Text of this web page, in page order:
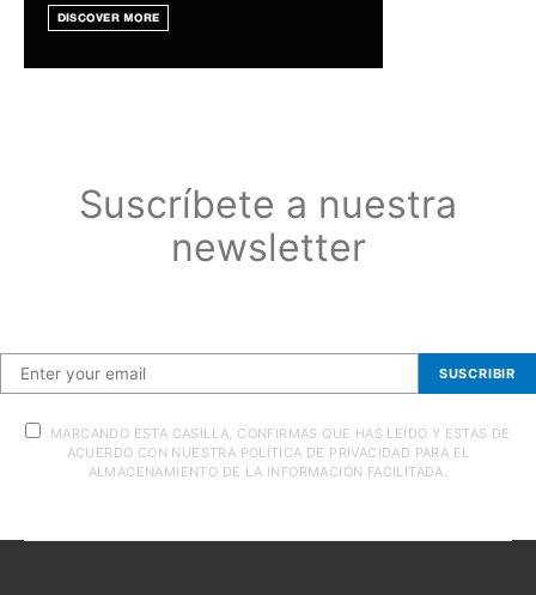
Suscríbete a nuestra
newsletter
SUSCRIBIR
MARCANDO ESTA CASILLA, CONFIRMAS QUE HAS LEÍDO Y ESTAS DE
ACUERDO CON NUESTRA POLÍTICA DE PRIVACIDAD PARA EL
ALMACENAMIENTO DE LA INFORMACIÓN FACILITADA.